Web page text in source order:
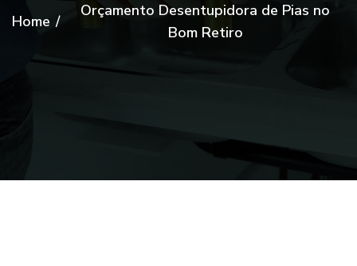
Home /
Orçamento Desentupidora de Pias no
Bom Retiro